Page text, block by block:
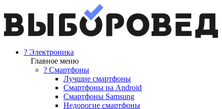
? Электроника
Главное меню
? Смартфоны
Лучшие смартфоны
Смартфоны на Android
Смартфоны Samsung
Недорогие смартфоны